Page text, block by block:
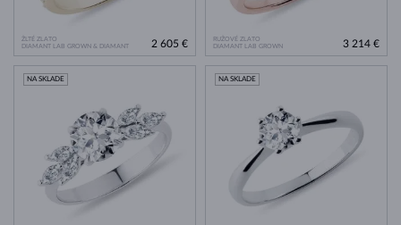
ŽLTÉ ZLATO
DIAMANT LAB GROWN & DIAMANT
2 605 €
RUŽOVÉ ZLATO
DIAMANT LAB GROWN
3 214 €
NA SKLADE NA SKLADE